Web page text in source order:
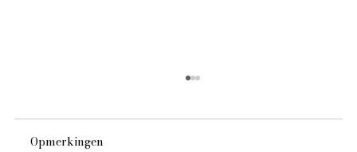
Opmerkingen